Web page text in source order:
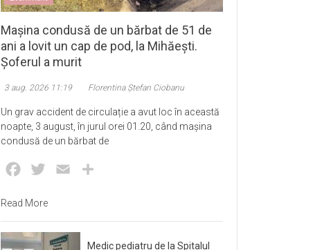
Mașina condusă de un bărbat de 51 de
ani a lovit un cap de pod, la Mihăești.
Șoferul a murit
3 aug. 2026 11:19 Florentina Ștefan Ciobanu
Un grav accident de circulație a avut loc în această
noapte, 3 august, în jurul orei 01.20, când mașina
condusă de un bărbat de
Facebook
Twitter Email
Read More
Medic pediatru de la Spitalul